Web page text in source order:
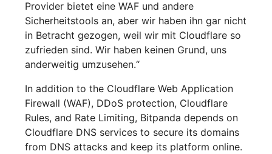
Provider bietet eine WAF und andere
Sicherheitstools an, aber wir haben ihn gar nicht
in Betracht gezogen, weil wir mit Cloudflare so
zufrieden sind. Wir haben keinen Grund, uns
anderweitig umzusehen.“
In addition to the Cloudflare Web Application
Firewall (WAF), DDoS protection, Cloudflare
Rules, and Rate Limiting, Bitpanda depends on
Cloudflare DNS services to secure its domains
from DNS attacks and keep its platform online.